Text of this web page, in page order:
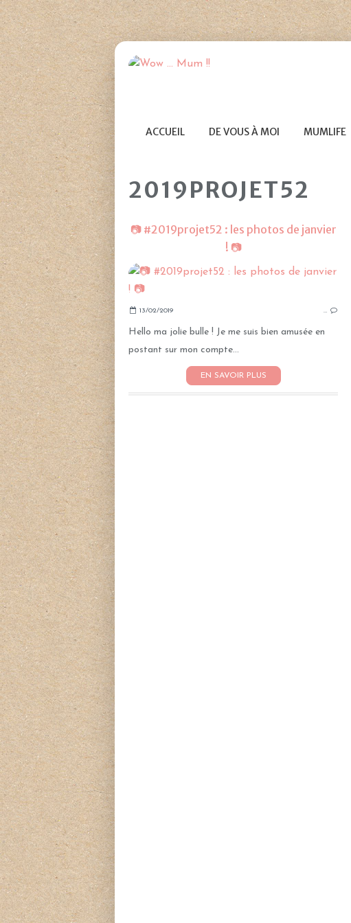
ACCUEIL DE VOUS À MOI MUMLIFE
2019PROJET52
📷 #2019projet52 : les photos de janvier
! 📷
13/02/2019 …
Hello ma jolie bulle ! Je me suis bien amusée en
postant sur mon compte...
EN SAVOIR PLUS